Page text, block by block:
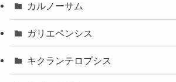
カルノーサム
ガリエペンシス
キクランテロプシス